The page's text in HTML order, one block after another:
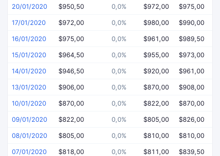
20/01/2020 $950,50 0,0% $972,00 $975,00
17/01/2020 $972,00 0,0% $980,00 $990,00
16/01/2020 $975,00 0,0% $961,00 $989,50
15/01/2020 $964,50 0,0% $955,00 $973,00
14/01/2020 $946,50 0,0% $920,00 $961,00
13/01/2020 $906,00 0,0% $870,00 $908,00
10/01/2020 $870,00 0,0% $822,00 $870,00
09/01/2020 $822,00 0,0% $805,00 $826,00
08/01/2020 $805,00 0,0% $810,00 $810,00
07/01/2020 $818,00 0,0% $811,00 $839,50